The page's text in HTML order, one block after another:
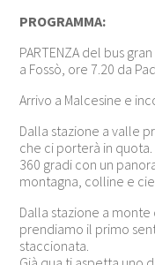
PROGRAMMA:
PARTENZA del bus
a Fossò, ore 7.20 da
Arrivo a Malcesine e
Dalla stazione a valle
che ci porterà in
360 gradi con un
montagna, colline e
Dalla stazione a
prendiamo il primo
staccionata.